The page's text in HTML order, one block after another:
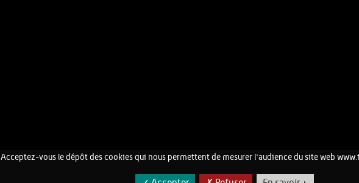
CONTACT MENTIONS LÉGALES
Acceptez-vous le dépôt des cookies qui nous permettent de mesurer l'audience du site web